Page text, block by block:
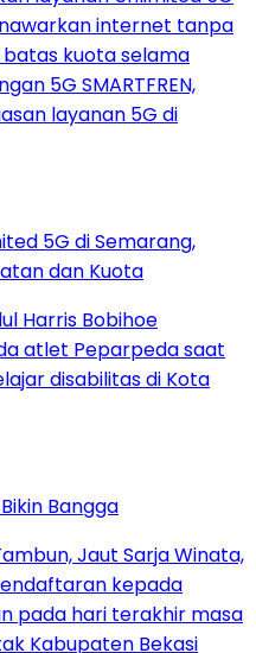
5G di Semarang,
dan Kuota
Bangga